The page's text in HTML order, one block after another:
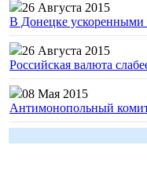
26 Августа 2015
В Донецке ускоренными
26 Августа 2015
Российская валюта
08 Мая 2015
Антимонопольный